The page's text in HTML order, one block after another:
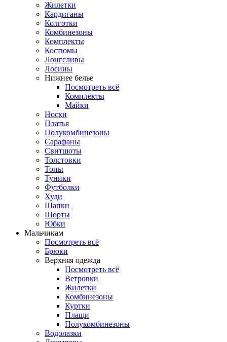
Жилетки
Кардиганы
Колготки
Комбинезоны
Комплекты
Костюмы
Лонгсливы
Лосины
Нижнее белье
Посмотреть всё
Комплекты
Майки
Носки
Платья
Полукомбинезоны
Сарафаны
Свитшоты
Толстовки
Топы
Туники
Футболки
Худи
Шапки
Шорты
Юбки
Мальчикам
Посмотреть всё
Брюки
Верхняя одежда
Посмотреть всё
Ветровки
Жилетки
Комбинезоны
Куртки
Плащи
Полукомбинезоны
Водолазки